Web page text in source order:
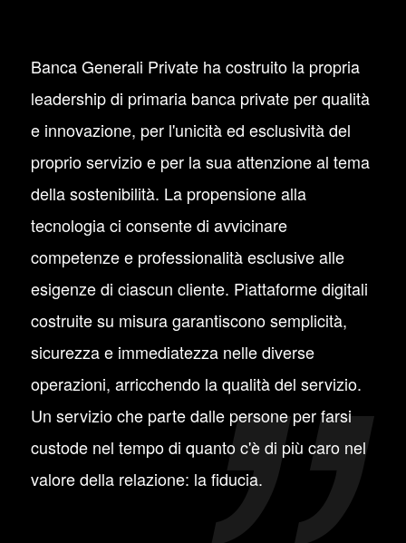
Banca Generali Private ha costruito la propria
leadership di primaria banca private per qualità
e innovazione, per l'unicità ed esclusività del
proprio servizio e per la sua attenzione al tema
della sostenibilità. La propensione alla
tecnologia ci consente di avvicinare
competenze e professionalità esclusive alle
esigenze di ciascun cliente. Piattaforme digitali
costruite su misura garantiscono semplicità,
sicurezza e immediatezza nelle diverse
operazioni, arricchendo la qualità del servizio.
Un servizio che parte dalle persone per farsi
custode nel tempo di quanto c'è di più caro nel
valore della relazione: la fiducia.